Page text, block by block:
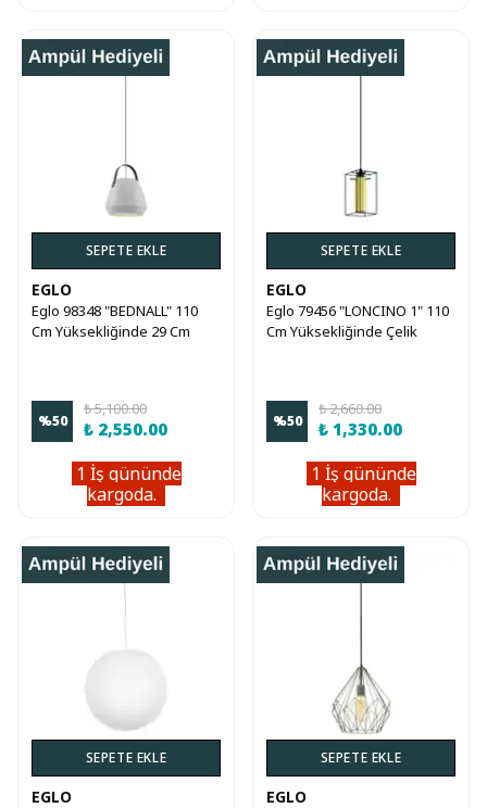
SEPETE EKLE
EGLO
Eglo 98348 "BEDNALL" 110
Cm Yüksekliğinde 29 Cm
%50
₺ 5,100.00
₺ 2,550.00
1 İş gününde
kargoda.
SEPETE EKLE
EGLO
Eglo 79456 "LONCINO 1" 110
Cm Yüksekliğinde Çelik
%50
₺ 2,660.00
₺ 1,330.00
1 İş gününde
kargoda.
SEPETE EKLE
EGLO
SEPETE EKLE
EGLO